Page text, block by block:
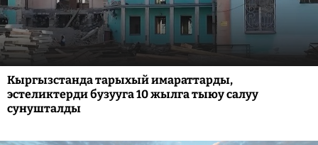
Кыргызстанда тарыхый имараттарды,
эстеликтерди бузууга 10 жылга тыюу салуу
сунушталды